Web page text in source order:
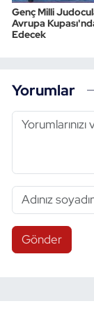
Genç Milli
Avrupa
Edecek
Yorumlar
Gönder